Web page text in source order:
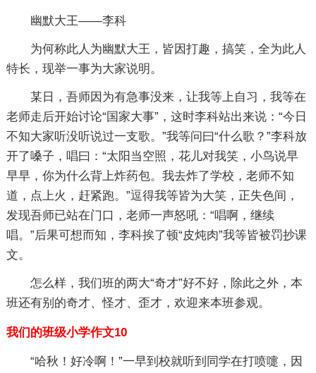
幽默大王——李科
为何称此人为幽默大王，皆因打趣，搞笑，全为此人
特长，现举一事为大家说明。
某日，吾师因为有急事没来，让我等上自习，我等在
老师走后开始讨论“国家大事”，这时李科站出来说：“今日
不知大家听没听说过一支歌。”我等问曰“什么歌？”李科放
开了嗓子，唱曰：“太阳当空照，花儿对我笑，小鸟说早
早早，你为什么背上炸药包。我去炸了学校，老师不知
道，点上火，赶紧跑。”逗得我等皆为大笑，正失色间，
发现吾师已站在门口，老师一声怒吼：“唱啊，继续
唱。”后果可想而知，李科挨了顿“皮炖肉”我等皆被罚抄课
文。
怎么样，我们班的两大“奇才”好不好，除此之外，本
班还有别的奇才、怪才、歪才，欢迎来本班参观。
我们的班级小学作文10
“哈秋！好冷啊！”一早到校就听到同学在打喷嚏，因